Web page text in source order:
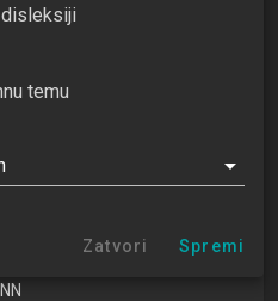
u poslovanju 1.2 (PITUP)
(PITUP 1.2)
Križevci
Sisak
osnove informacijskih
NN
temu
Zatvori Spremi